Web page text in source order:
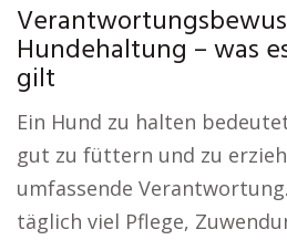
Hundehaltung – was
gilt
Ein Hund zu halten
gut zu füttern und zu
umfassende
täglich viel Pflege,